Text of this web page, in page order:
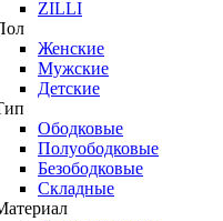
ZILLI
Женские
Мужские
Детские
Ободковые
Полуободковые
Безободковые
Складные